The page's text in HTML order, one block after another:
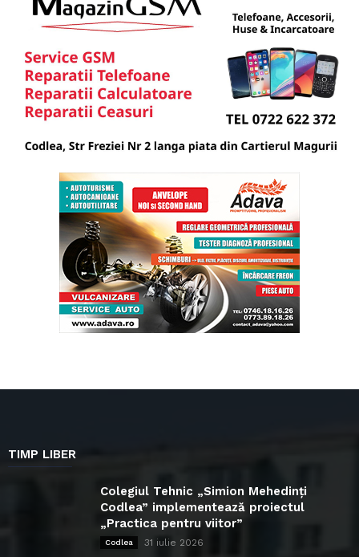
TIMP LIBER
Colegiul Tehnic „Simion Mehedinți
Codlea” implementează proiectul
„Practica pentru viitor”
Codlea 31 iulie 2026